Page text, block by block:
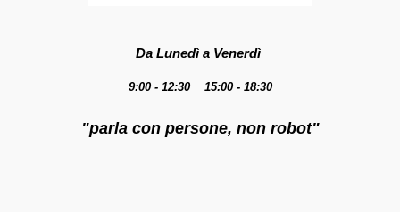
Da Lunedì a Venerdì
9:00 - 12:30 15:00 - 18:30
"parla con persone, non robot"